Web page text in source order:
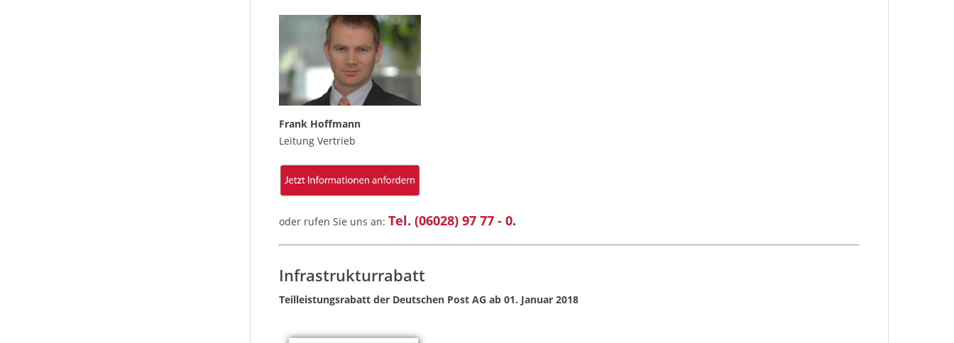
Frank Hoffmann
Leitung Vertrieb
oder rufen Sie uns an: Tel. (06028) 97 77 - 0.
Infrastrukturrabatt
Teilleistungsrabatt der Deutschen Post AG ab 01. Januar 2018